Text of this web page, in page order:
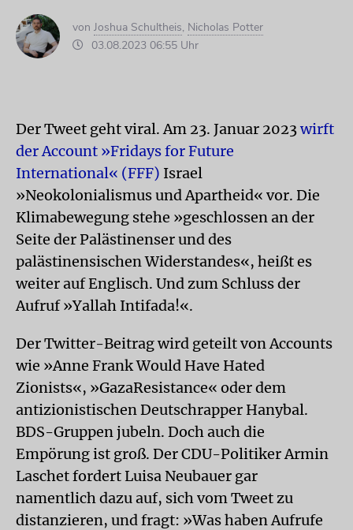
von Joshua Schultheis, Nicholas Potter
03.08.2023 06:55 Uhr
Der Tweet geht viral. Am 23. Januar 2023wirft
der Account »Fridays for Future
International« (FFF) Israel
»Neokolonialismus und Apartheid« vor. Die
Klimabewegung stehe »geschlossen an der
Seite der Palästinenser und des
palästinensischen Widerstandes«, heißt es
weiter auf Englisch. Und zum Schluss der
Aufruf »Yallah Intifada!«.
Der Twitter-Beitrag wird geteilt von Accounts
wie »Anne Frank Would Have Hated
Zionists«, »GazaResistance« oder dem
antizionistischen Deutschrapper Hanybal.
BDS-Gruppen jubeln. Doch auch die
Empörung ist groß. Der CDU-Politiker Armin
Laschet fordert Luisa Neubauer gar
namentlich dazu auf, sich vom Tweet zu
distanzieren, und fragt: »Was haben Aufrufe